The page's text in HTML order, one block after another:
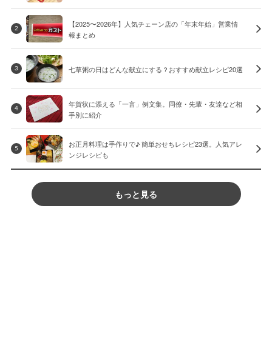
2
【2025〜2026年】人気チェーン店の「年末年始」営業情
報まとめ
3 七草粥の日はどんな献立にする？おすすめ献立レシピ20選
4
年賀状に添える「一言」例文集。同僚・先輩・友達など相
手別に紹介
5
お正月料理は手作りで♪ 簡単おせちレシピ23選。人気アレ
ンジレシピも
もっと見る